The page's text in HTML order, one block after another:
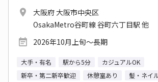
大阪府 大阪市中央区
OsakaMetro谷町線 谷町六丁目駅 他
2026年10月上旬～長期
大手・有名 駅から5分
カジュアルOK
新卒・第二新卒歓迎
休憩室あり 髪・ネイ